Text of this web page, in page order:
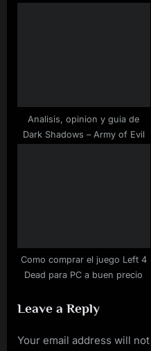
Analisis, opinion y guia de
Dark Shadows – Army of Evil
Como comprar el juego Left 4
Dead para PC a buen precio
Leave a Reply
Your email address will